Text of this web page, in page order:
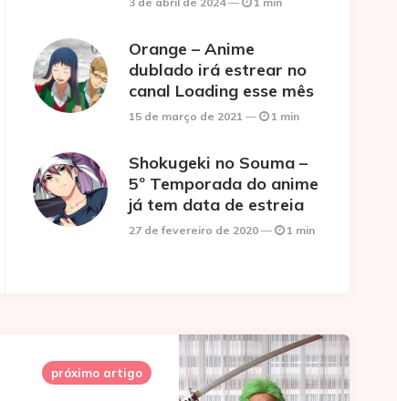
Orange – Anime
dublado irá estrear no
canal Loading esse mês
15 de março de 2021 1 min
Shokugeki no Souma –
5º Temporada do anime
já tem data de estreia
27 de fevereiro de 2020 1 min
próximo artigo